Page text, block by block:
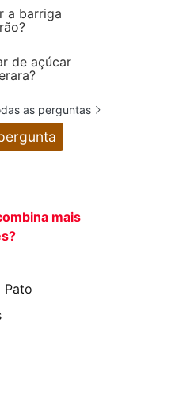
com
a barriga
de açúcar
as perguntas
mais
Pato